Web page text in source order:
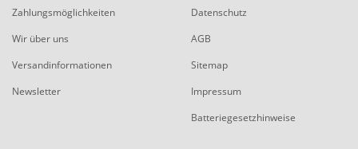
Zahlungsmöglichkeiten
Wir über uns
Versandinformationen
Newsletter
Datenschutz
AGB
Sitemap
Impressum
Batteriegesetzhinweise